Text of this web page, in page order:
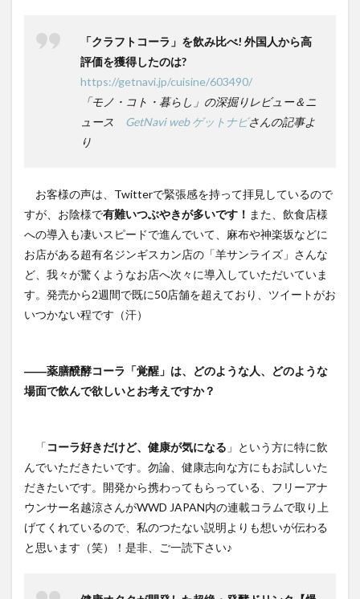
「クラフトコーラ」を飲み比べ! 外国人から高
評価を獲得したのは?
https://getnavi.jp/cuisine/603490/
「モノ・コト・暮らし」の深掘りレビュー＆ニ
ュース GetNavi web ゲットナビさんの記事よ
り
お客様の声は、Twitterで緊張感を持って拝見しているので
すが、お陰様で有難いつぶやきが多いです！ また、飲食店様
への導入も凄いスピードで進んでいて、麻布や神楽坂などに
お店がある超有名ジンギスカン店の「羊サンライズ」さんな
ど、我々が驚くようなお店へ次々に導入していただいていま
す。発売から2週間で既に50店舗を超えており、ツイートがお
いつかない程です（汗）
――薬膳醗酵コーラ「覚醒」は、どのような人、どのような
場面で飲んで欲しいとお考えですか？
「コーラ好きだけど、健康が気になる 」という方に特に飲
んでいただきたいです。勿論、健康志向な方にもお試しいた
だきたいです。開発から携わってもらっている、フリーアナ
ウンサー名越涼さんがWWD JAPAN内の連載コラムで取り上
げてくれているので、私のつたない説明よりも想いが伝わる
と思います（笑）！是非、ご一読下さい♪